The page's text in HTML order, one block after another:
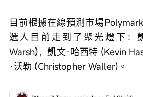
目前根據在線預測市場
選人目前走到了聚光燈下：
Warsh)，凱文·哈西特 (Kevin
·沃勒 (Christopher Waller)。